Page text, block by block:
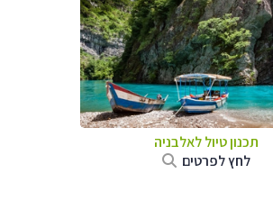
תכנון טיול לאלבניה
לחץ לפרטים